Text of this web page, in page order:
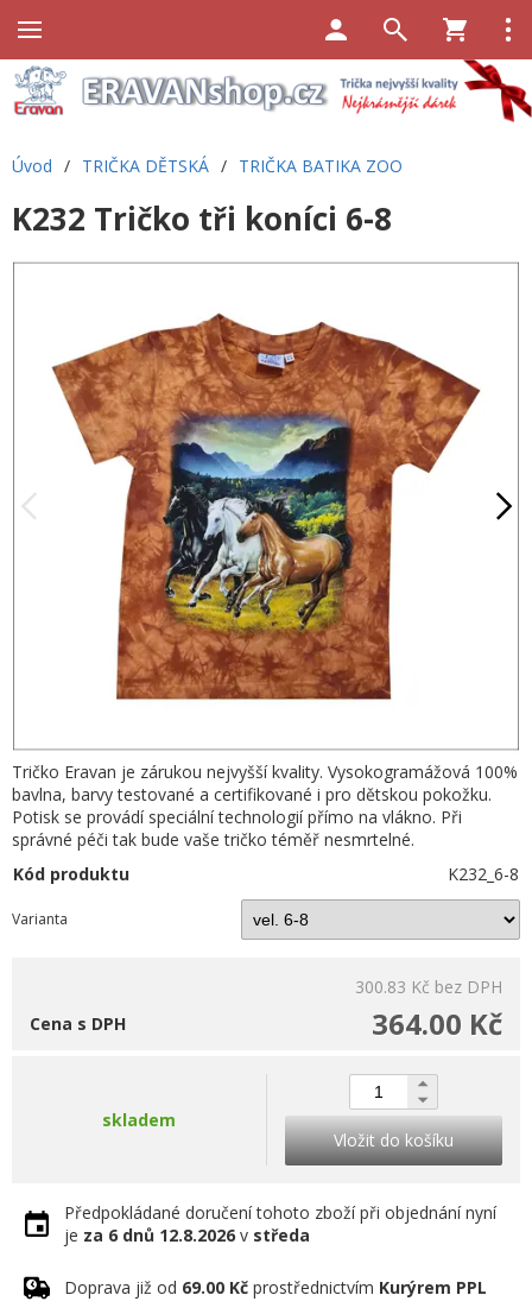
Úvod / TRIČKA DĚTSKÁ / TRIČKA BATIKA ZOO
K232 Tričko tři koníci 6-8
Tričko Eravan je zárukou nejvyšší kvality. Vysokogramážová 100%
bavlna, barvy testované a certifikované i pro dětskou pokožku.
Potisk se provádí speciální technologií přímo na vlákno. Při
správné péči tak bude vaše tričko téměř nesmrtelné.
Kód produktu
K232_6-8
Varianta
300.83 Kč bez DPH
364.00 Kč
Cena s DPH
skladem
Vložit do košíku
Předpokládané doručení tohoto zboží při objednání nyní
je za 6 dnů 12.8.2026 v středa
Doprava již od 69.00 Kč prostřednictvím Kurýrem PPL